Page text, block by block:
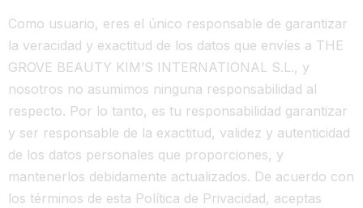
Como usuario, eres el único responsable de garantizar
la veracidad y exactitud de los datos que envíes a THE
GROVE BEAUTY KIM’S INTERNATIONAL S.L., y
nosotros no asumimos ninguna responsabilidad al
respecto. Por lo tanto, es tu responsabilidad garantizar
y ser responsable de la exactitud, validez y autenticidad
de los datos personales que proporciones, y
mantenerlos debidamente actualizados. De acuerdo con
los términos de esta Política de Privacidad, aceptas